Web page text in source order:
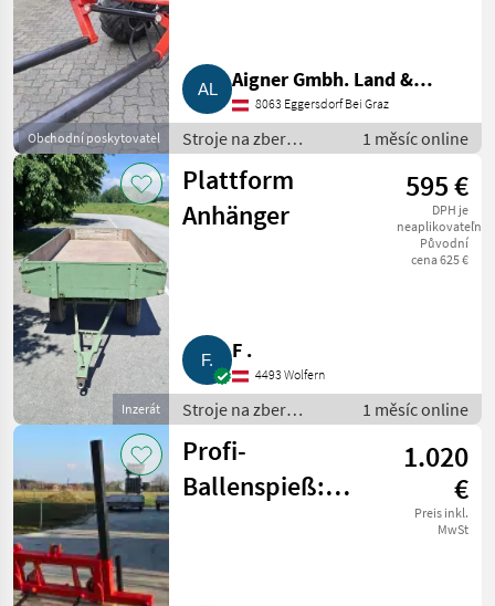
Obchodní poskytovatel
Aigner Gmbh. Land &
Gartentechnik, Agrar
8063 Eggersdorf Bei Graz
Stroje na zber
objemových krmív /
transportéry balíkov
1 měsíc online
Inzerát
Plattform
Anhänger
595 €
DPH je
neaplikovateľné
Původní
cena 625 €
F .
4493 Wolfern
Stroje na zber
objemových krmív /
transportéry balíkov
1 měsíc online
Profi-
Ballenspieß:
1.020
€
Preis inkl.
MwSt